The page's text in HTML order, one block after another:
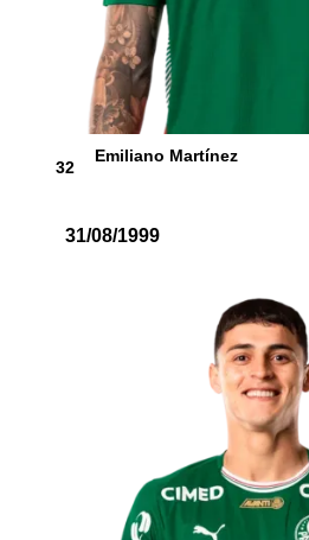
32
Emiliano Martínez
31/08/1999